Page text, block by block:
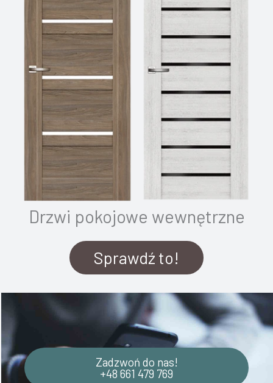
Drzwi pokojowe wewnętrzne
Sprawdź to!
Zadzwoń do nas!
+48 661 479 769